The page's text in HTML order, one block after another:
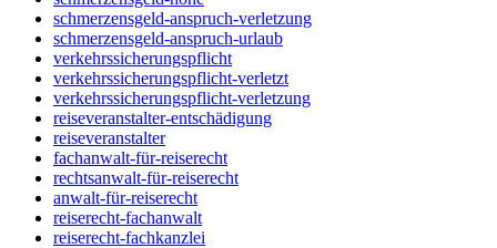
schmerzensgeld-anspruch-verletzung
schmerzensgeld-anspruch-urlaub
verkehrssicherungspflicht
verkehrssicherungspflicht-verletzt
verkehrssicherungspflicht-verletzung
reiseveranstalter-entschädigung
reiseveranstalter
fachanwalt-für-reiserecht
rechtsanwalt-für-reiserecht
anwalt-für-reiserecht
reiserecht-fachanwalt
reiserecht-fachkanzlei